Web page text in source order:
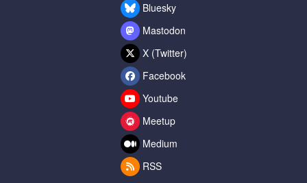
Bluesky
Mastodon
X (Twitter)
Facebook
Youtube
Meetup
Medium
RSS